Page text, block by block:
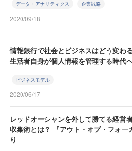
データ・アナリティクス 企業戦略
2020/09/18
情報銀行で社会とビジネスはどう変わ
生活者自身が個人情報を管理する時代
ビジネスモデル
2020/06/17
レッドオーシャンを外して勝てる経営
収集術とは？ 『アウト・オブ・フォー
り